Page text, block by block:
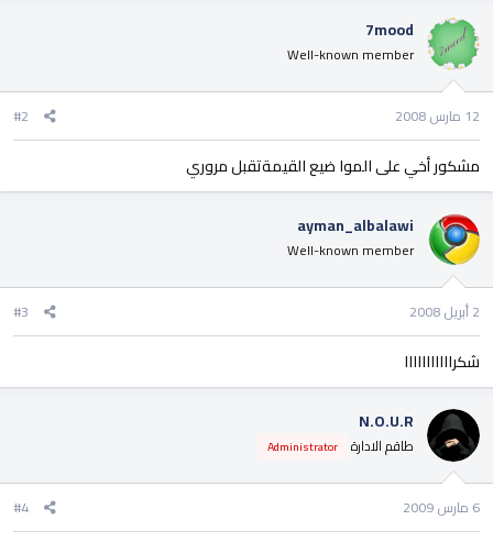
7mood
Well-known member
12 مارس 2008 #2
مشكور أخي على الموا ضيع القيمةتقبل مروري
ayman_albalawi
Well-known member
2 أبريل 2008 #3
شكرااااااااااا
N.O.U.R
طاقم الادارة Administrator
6 مارس 2009 #4